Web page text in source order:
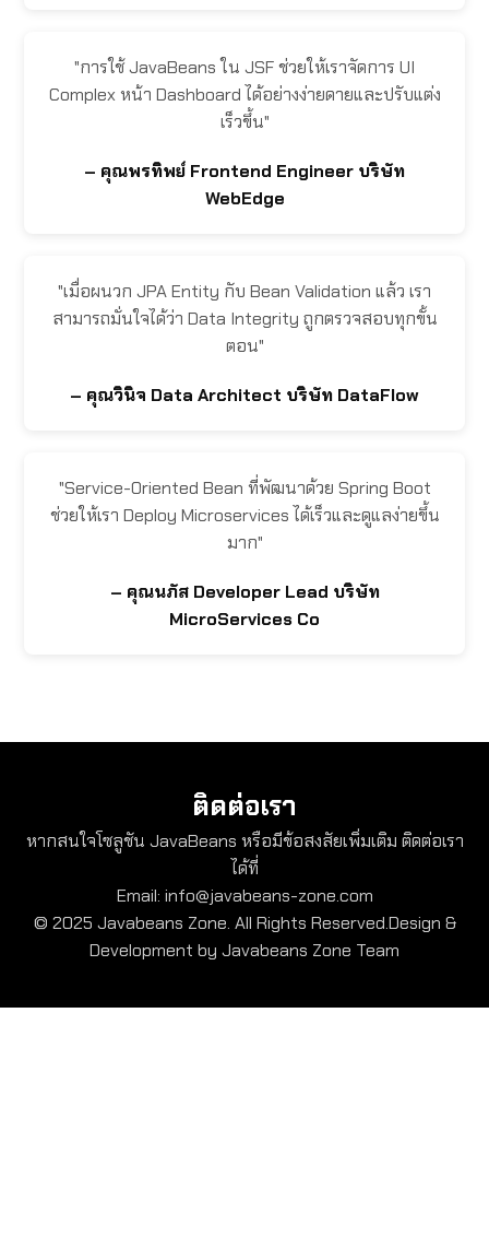
"การใช้ JavaBeans ใน JSF ช่วยให้เราจัดการ UI
Complex หน้า Dashboard ได้อย่างง่ายดายและปรับแต่ง
เร็วขึ้น"
– คุณพรทิพย์ Frontend Engineer บริษัท
WebEdge
"เมื่อผนวก JPA Entity กับ Bean Validation แล้ว เรา
สามารถมั่นใจได้ว่า Data Integrity ถูกตรวจสอบทุกขั้น
ตอน"
– คุณวินิจ Data Architect บริษัท DataFlow
"Service-Oriented Bean ที่พัฒนาด้วย Spring Boot
ช่วยให้เรา Deploy Microservices ได้เร็วและดูแลง่ายขึ้น
มาก"
– คุณนภัส Developer Lead บริษัท
MicroServices Co
ติดต่อเรา
หากสนใจโซลูชัน JavaBeans หรือมีข้อสงสัยเพิ่มเติม ติดต่อเรา
ได้ที่
Email: info@javabeans-zone.com
© 2025 Javabeans Zone. All Rights Reserved.Design &
Development by Javabeans Zone Team